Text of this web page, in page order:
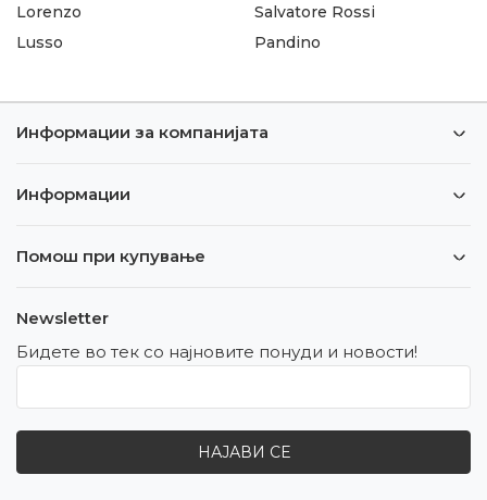
Lorenzo
Lusso
Salvatore Rossi
Pandino
Информации за компанијата
Информации
Помош при купување
Newsletter
Бидете во тек со најновите понуди и новости!
НАЈАВИ СЕ